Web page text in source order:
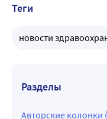
Теги
новости
Разделы
Авторские колонки